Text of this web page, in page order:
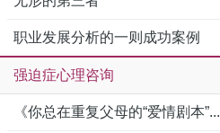
职业发展分析的一则成功案例
强迫症心理咨询
《你总在重复父母的“爱情剧本”...